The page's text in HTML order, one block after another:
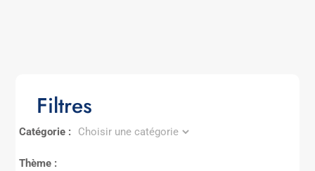
Filtres
Catégorie :
Thème :